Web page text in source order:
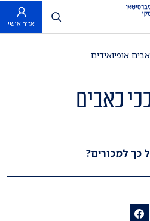
פתח חיפוש
אזור אישי
אופיואידים
כאבים
כך למכורים?